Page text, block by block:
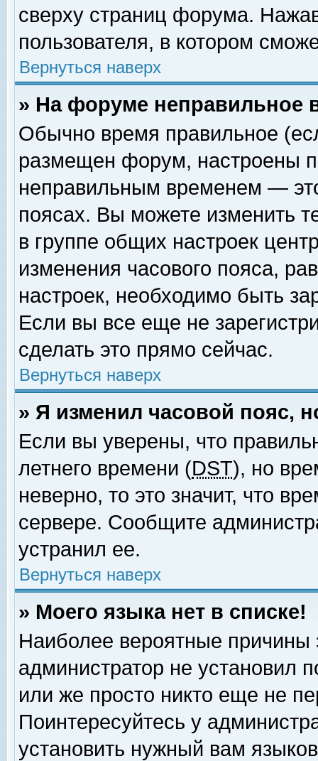
сверху страниц форума.
пользователя, в котором
Вернуться наверх
» На форуме неправильное
Обычно время правильное
размещен форум, настроены
неправильным временем —
поясах. Вы можете изменить
в группе общих настроек
изменения часового пояса,
настроек, необходимо быть
Если вы все еще не
сделать это прямо сейчас.
Вернуться наверх
» Я изменил часовой пояс,
Если вы уверены, что
летнего времени (DST), но
неверно, то это значит, что
сервере. Сообщите
устранил ее.
Вернуться наверх
» Моего языка нет в списке!
Наиболее вероятные причины
администратор не установил
или же просто никто еще не
Поинтересуйтесь у
установить нужный вам